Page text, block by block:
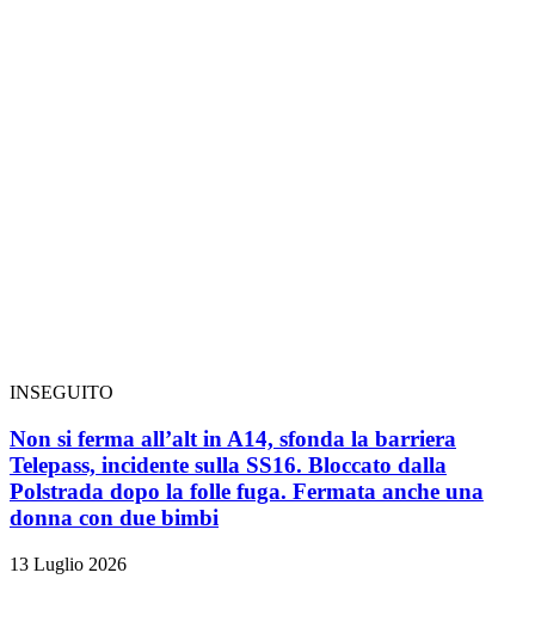
INSEGUITO
Non si ferma all’alt in A14, sfonda la barriera
Telepass, incidente sulla SS16. Bloccato dalla
Polstrada dopo la folle fuga. Fermata anche una
donna con due bimbi
13 Luglio 2026